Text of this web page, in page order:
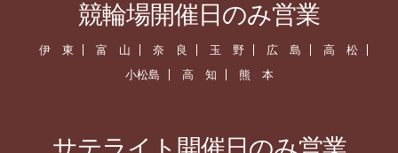
競輪場開催日のみ営業
伊 東 富 山 奈 良 玉 野 広 島
高 松
小松島
高 知 熊 本